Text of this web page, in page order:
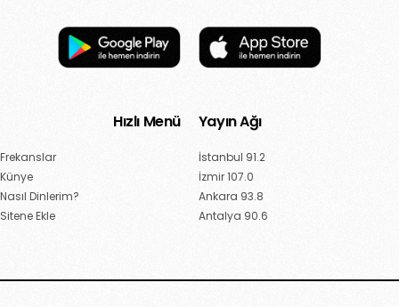
Hızlı Menü
Frekanslar
Künye
Nasıl Dinlerim?
Sitene Ekle
Yayın Ağı
İstanbul 91.2
İzmir 107.0
Ankara 93.8
Antalya 90.6